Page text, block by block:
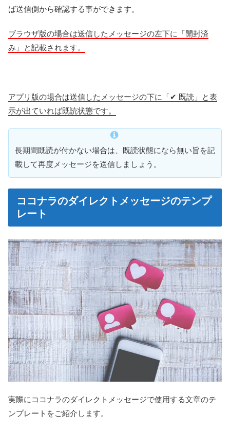
ば送信側から確認する事ができます。
ブラウザ版の場合は送信したメッセージの左下に「開封済
み」と記載されます。
アプリ版の場合は送信したメッセージの下に「✔︎ 既読」と表
示が出ていれば既読状態です。
長期間既読が付かない場合は、既読状態になら無い旨を記
載して再度メッセージを送信しましょう。
ココナラのダイレクトメッセージのテンプ
レート
実際にココナラのダイレクトメッセージで使用する文章のテ
ンプレートをご紹介します。